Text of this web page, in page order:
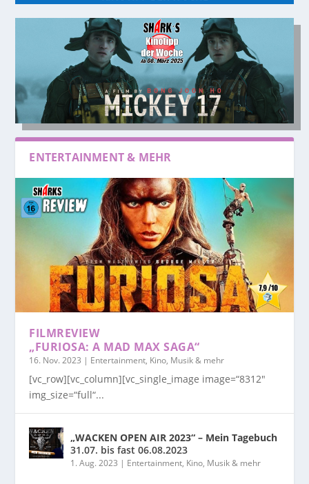
ENTERTAINMENT & MEHR
FILMREVIEW
„FURIOSA: A MAD MAX SAGA“
16. Nov. 2023 | Entertainment, Kino, Musik & mehr
[vc_row][vc_column][vc_single_image image=“8312″
img_size=“full“...
„WACKEN OPEN AIR 2023“ – Mein Tagebuch
31.07. bis fast 06.08.2023
1. Aug. 2023 | Entertainment, Kino, Musik & mehr